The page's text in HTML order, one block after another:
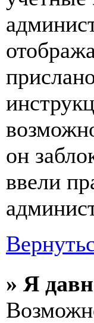
он
ввели
» Я